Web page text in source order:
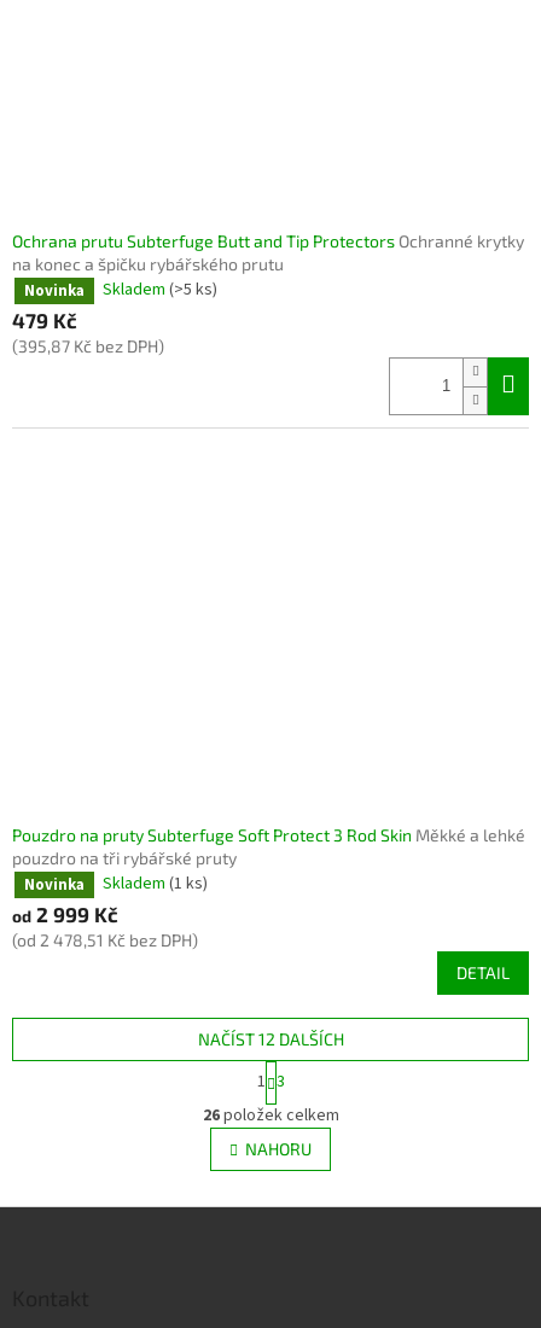
Ochrana prutu Subterfuge Butt and Tip Protectors Ochranné krytky
na konec a špičku rybářského prutu
Novinka Skladem (>5 ks)
479 Kč
(395,87 Kč bez DPH)
Pouzdro na pruty Subterfuge Soft Protect 3 Rod Skin Měkké a lehké
pouzdro na tři rybářské pruty
Novinka Skladem (1 ks)
od 2 999 Kč
(od 2 478,51 Kč bez DPH)
DETAIL
O
v
l
á
NAČÍST 12 DALŠÍCH
S
t
r
á
n
k
v
1 3
26položek celkem
NAHORU